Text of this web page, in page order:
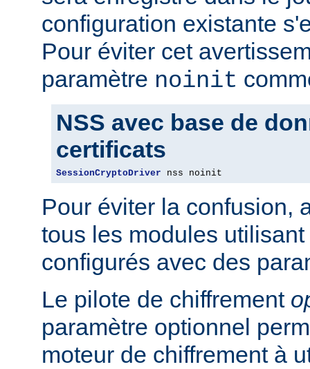
configuration existante
Pour éviter cet
paramètre noinit
NSS avec base de
certificats
SessionCryptoDriver nss noinit
Pour éviter la confusion,
tous les modules
configurés avec des
Le pilote de chiffrement
paramètre optionnel
moteur de chiffrement à